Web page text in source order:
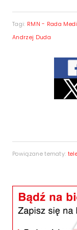
Tagi: RMN - Rada
Andrzej Duda
Powiązane tematy: